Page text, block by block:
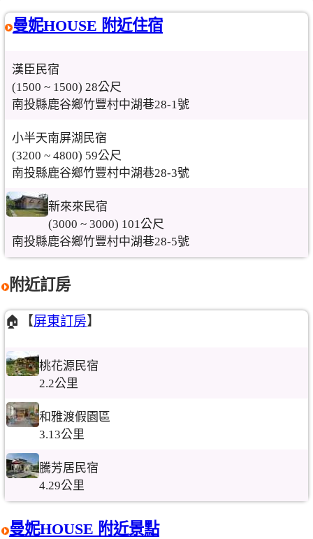
曼妮HOUSE 附近住宿
漢臣民宿
(1500 ~ 1500) 28公尺
南投縣鹿谷鄉竹豐村中湖巷28-1號
小半天南屏湖民宿
(3200 ~ 4800) 59公尺
南投縣鹿谷鄉竹豐村中湖巷28-3號
新來來民宿
(3000 ~ 3000) 101公尺
南投縣鹿谷鄉竹豐村中湖巷28-5號
附近訂房
🏠【屏東訂房】
桃花源民宿
2.2公里
和雅渡假園區
3.13公里
騰芳居民宿
4.29公里
曼妮HOUSE 附近景點